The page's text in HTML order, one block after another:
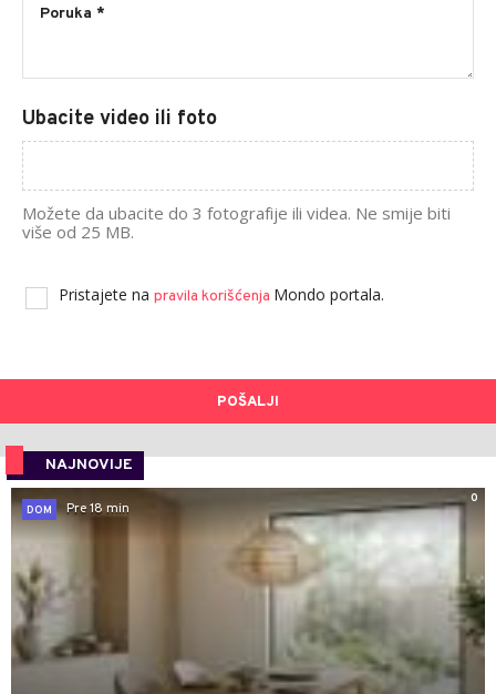
Ubacite video ili foto
Možete da ubacite do 3 fotografije ili videa. Ne smije biti
više od 25 MB.
Pristajete na pravila korišćenja Mondo portala.
POŠALJI
NAJNOVIJE
0
DOM
Pre 18 min